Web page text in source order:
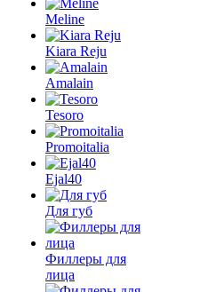
Meline
Kiara Reju
Amalain
Tesoro
Promoitalia
Ejal40
Для губ
Филлеры для
лица